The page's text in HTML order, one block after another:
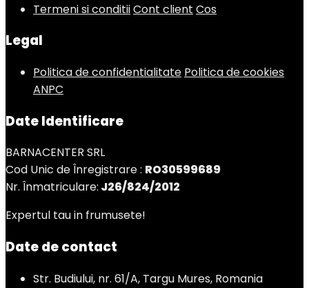
Termeni si conditiiCont client Cos
Legal
Politica de confidentialitate Politica de cookies
ANPC
Date Identificare
BARNACENTER SRL
Cod Unic de Înregistrare : RO30599689
Nr. Înmatriculare: J26/824/2012
Expertul tau in frumusete!
Date de contact
Str. Budiului, nr. 61/A, Targu Mures, Romania